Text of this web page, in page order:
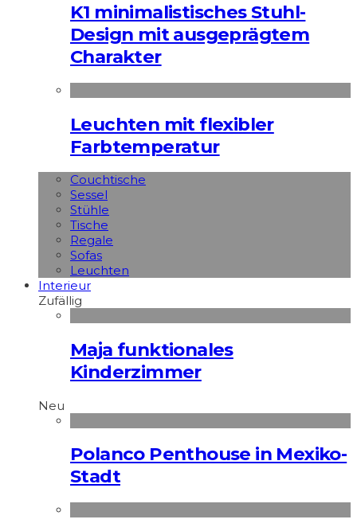
K1 minimalistisches Stuhl-
Design mit ausgeprägtem
Charakter
Leuchten mit flexibler
Farbtemperatur
Couchtische
Sessel
Stühle
Tische
Regale
Sofas
Leuchten
Interieur
Zufällig
Maja funktionales
Kinderzimmer
Neu
Polanco Penthouse in Mexiko-
Stadt